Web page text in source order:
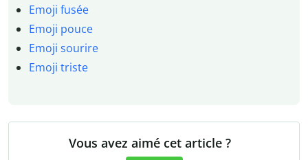
Emoji fusée
Emoji pouce
Emoji sourire
Emoji triste
Vous avez aimé cet article ?